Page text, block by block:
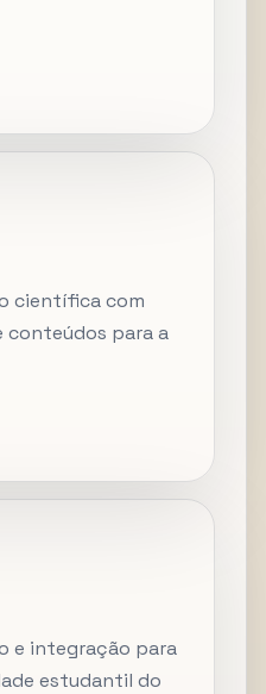
científica com
conteúdos para a
e integração para
estudantil do